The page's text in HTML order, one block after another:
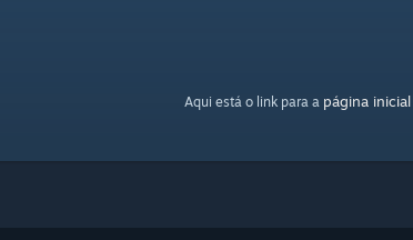
Aqui está o link para a página inicial